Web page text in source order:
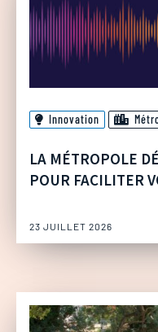
Innovation
LA MÉTROPOLE
POUR FACILITER
23 JUILLET 2026